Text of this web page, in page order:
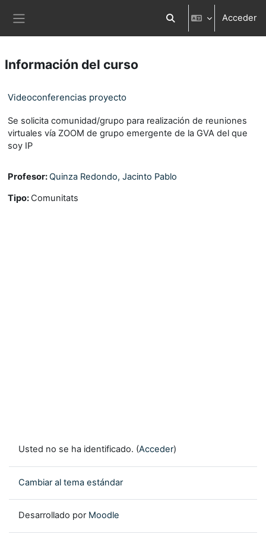
Selector de búsqueda
Acceder
Información del curso
Videoconferencias proyecto
Se solicita comunidad/grupo para realización de reuniones
virtuales vía ZOOM de grupo emergente de la GVA del que
soy IP
Profesor:Quinza Redondo, Jacinto Pablo
Tipo: Comunitats
Usted no se ha identificado. (Acceder)
Cambiar al tema estándar
Desarrollado por Moodle